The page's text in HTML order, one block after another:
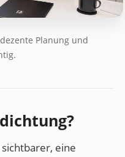
Planung und
eine